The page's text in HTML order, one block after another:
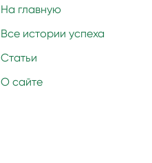
На главную
Все истории успеха
Статьи
О сайте